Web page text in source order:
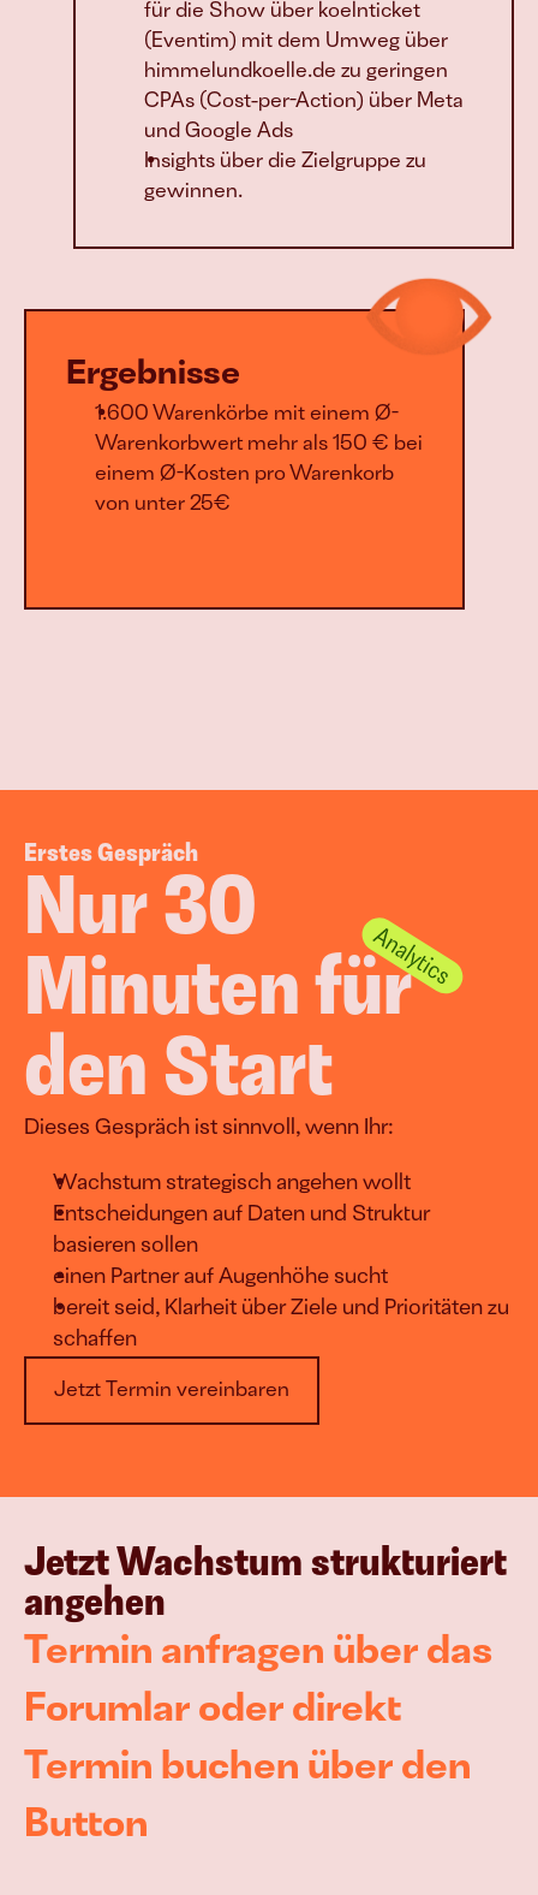
für die Show über koelnticket
(Eventim) mit dem Umweg über
himmelundkoelle.de zu geringen
CPAs (Cost-per-Action) über Meta
und Google Ads
Insights über die Zielgruppe zu
gewinnen.
Ergebnisse
1.600 Warenkörbe mit einem Ø-
Warenkorbwert mehr als 150 € bei
einem Ø-Kosten pro Warenkorb
von unter 25€
Erstes Gespräch
Nur 30
Minuten für
den Start
Dieses Gespräch ist sinnvoll, wenn Ihr:
Wachstum strategisch angehen wollt
Entscheidungen auf Daten und Struktur
basieren sollen
einen Partner auf Augenhöhe sucht
bereit seid, Klarheit über Ziele und Prioritäten zu
schaffen
Jetzt Termin vereinbaren
Jetzt Wachstum strukturiert
angehen
Termin anfragen über das
Forumlar oder direkt
Termin buchen über den
Button